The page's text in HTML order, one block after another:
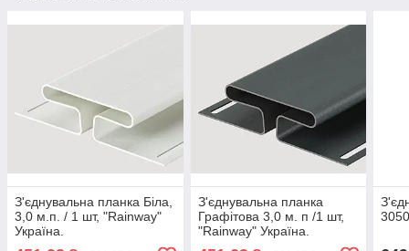
З'єднувальна планка Біла,
3,0 м.п. / 1 шт, "Rainway"
Україна.
З'єднувальна планка
Графітова 3,0 м. п /1 шт,
"Rainway" Україна.